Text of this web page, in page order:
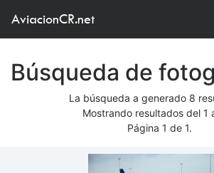
AviacionCR.net
Búsqueda de
La búsqueda a generado 8
Mostrando resultados del 1
Página 1 de 1.